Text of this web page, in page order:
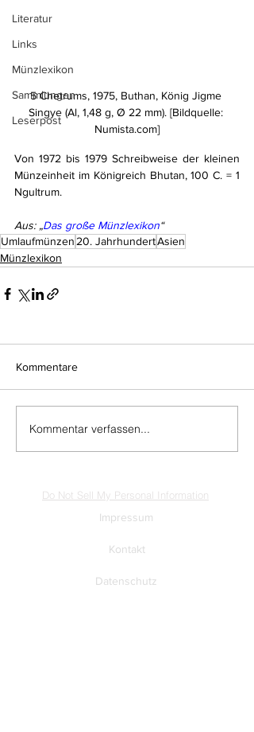
Literatur
Links
Münzlexikon
Sammlungen
Leserpost
5 Chetrums, 1975, Buthan, König Jigme
Singye (Al, 1,48 g, Ø 22 mm). [Bildquelle:
Numista.com]
Von 1972 bis 1979 Schreibweise der kleinen
Münzeinheit im Königreich Bhutan, 100 C. = 1
Ngultrum.
Aus: „Das große Münzlexikon“
Umlaufmünzen20. JahrhundertAsien
Münzlexikon
Kommentare
Kommentar verfassen...
Do Not Sell My Personal Information
Impressum
Kontakt
Datenschutz